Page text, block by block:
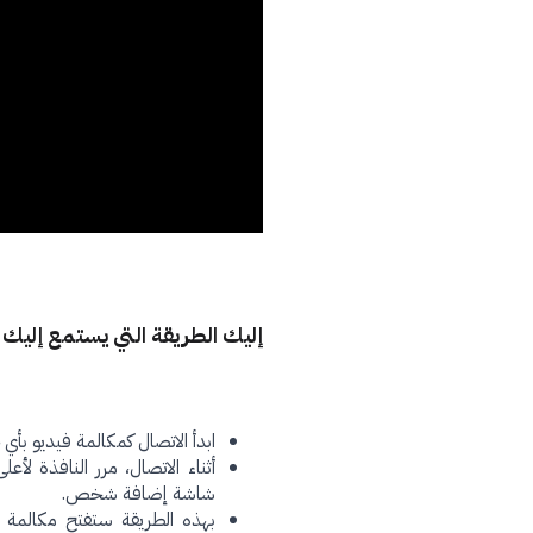
إليك الطريقة التي يستمع
ابدأ الاتصال كمكالمة فيديو
أثناء الاتصال، مرر
شاشة إضافة شخص.
بهذه الطريقة ستفتح